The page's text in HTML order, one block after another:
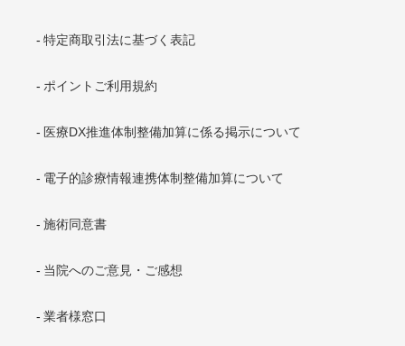
特定商取引法に基づく表記
ポイントご利用規約
医療DX推進体制整備加算に係る掲示について
電子的診療情報連携体制整備加算について
施術同意書
当院へのご意見・ご感想
業者様窓口